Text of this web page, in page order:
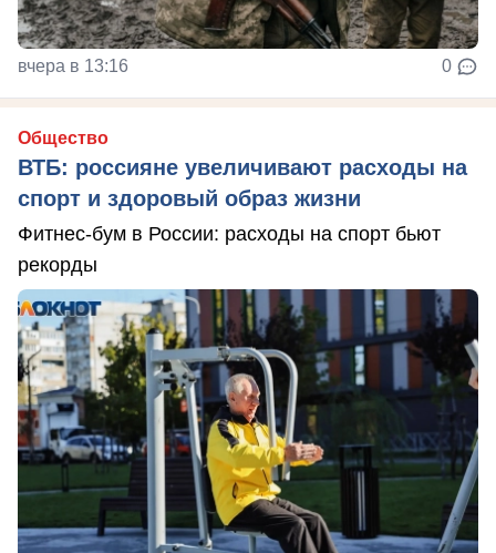
вчера в 13:16 0
Общество
ВТБ: россияне увеличивают расходы на
спорт и здоровый образ жизни
Фитнес-бум в России: расходы на спорт бьют
рекорды